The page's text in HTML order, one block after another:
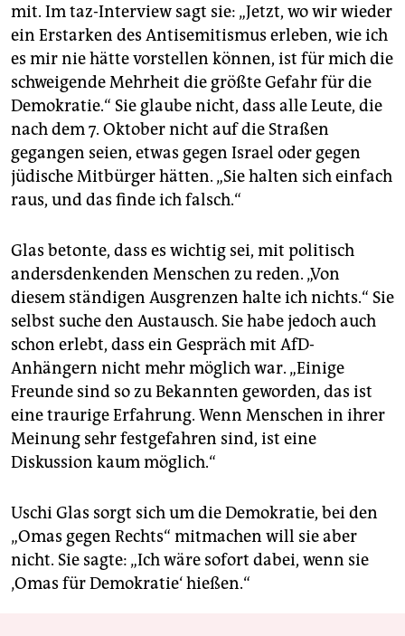
mit. Im taz-Interview sagt sie: „Jetzt, wo wir wieder
ein Erstarken des Antisemitismus erleben, wie ich
es mir nie hätte vorstellen können, ist für mich die
schweigende Mehrheit die größte Gefahr für die
Demokratie.“ Sie glaube nicht, dass alle Leute, die
nach dem 7. Oktober nicht auf die Straßen
gegangen seien, etwas gegen Israel oder gegen
jüdische Mitbürger hätten. „Sie halten sich einfach
raus, und das finde ich falsch.“
Glas betonte, dass es wichtig sei, mit politisch
andersdenkenden Menschen zu reden. „Von
diesem ständigen Ausgrenzen halte ich nichts.“ Sie
selbst suche den Austausch. Sie habe jedoch auch
schon erlebt, dass ein Gespräch mit AfD-
Anhängern nicht mehr möglich war. „Einige
Freunde sind so zu Bekannten geworden, das ist
eine traurige Erfahrung. Wenn Menschen in ihrer
Meinung sehr festgefahren sind, ist eine
Diskussion kaum möglich.“
Uschi Glas sorgt sich um die Demokratie, bei den
„Omas gegen Rechts“ mitmachen will sie aber
nicht. Sie sagte: „Ich wäre sofort dabei, wenn sie
‚Omas für Demokratie‘ hießen.“